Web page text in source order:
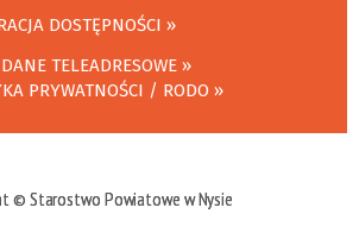
DOSTĘPNOŚCI
TELEADRESOWE
PRYWATNOŚCI / RODO
© Starostwo Powiatowe w Nysie